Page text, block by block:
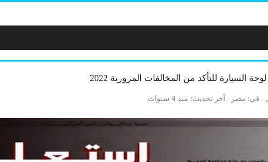
السيارة للتأكد من المخالفات المرورية 2022
في مصر آخر تحديث منذ 4 سنوات